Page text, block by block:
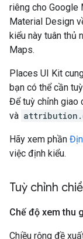
riêng cho Google
Material Design
kiểu này tuân thủ
Maps.
Places UI Kit
bạn có thể cần
Để tuỳ chỉnh giao
và
Hãy xem phần
việc định kiểu.
Tuỳ chỉnh
Chế độ xem thu
Chiều rộng đề